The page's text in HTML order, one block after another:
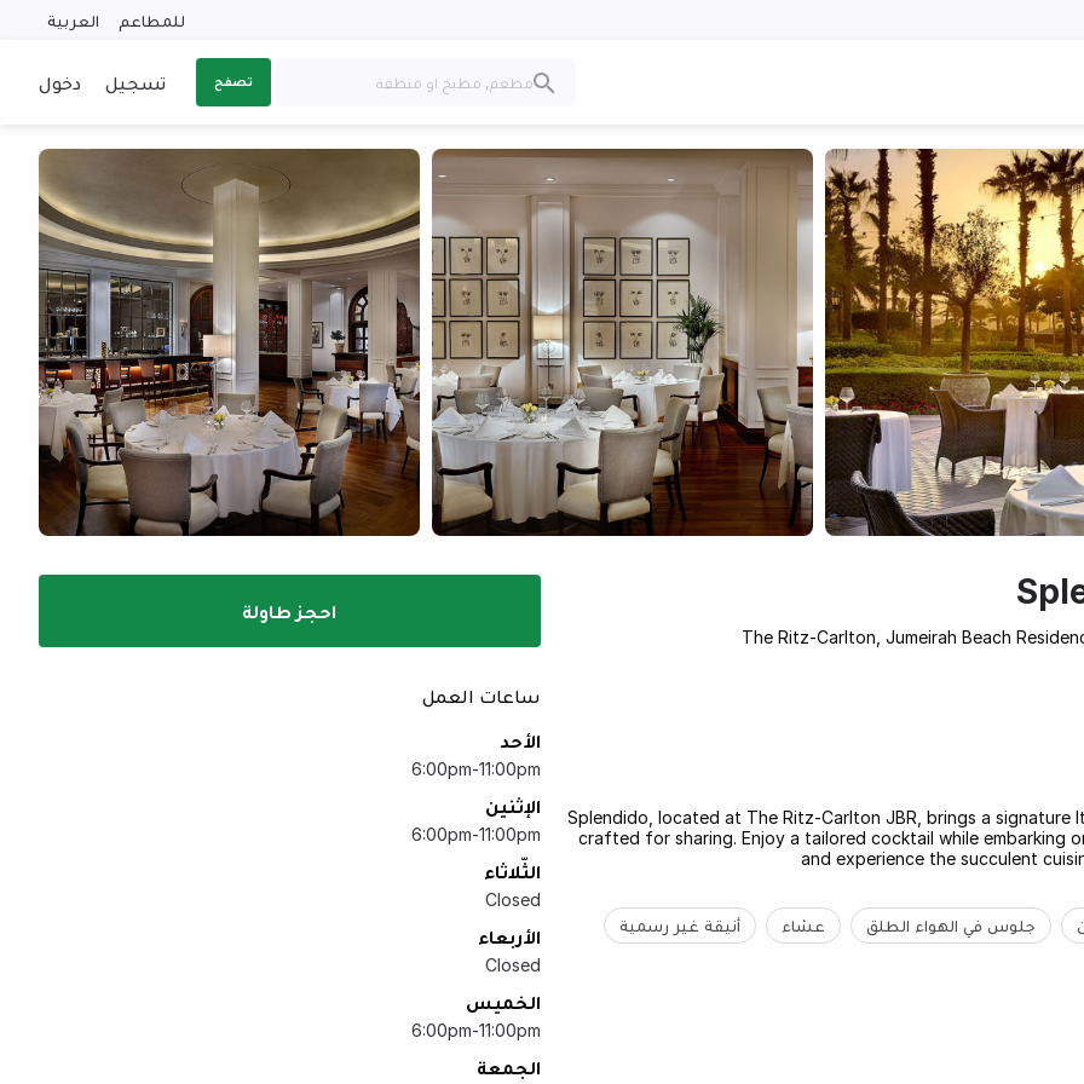
للمطاعم العربية
تصفح تسجيل دخول
The Ritz-Carlton, Jumeirah Beach
Splendido, located at The Ritz-Carlton JBR, brings a
crafted for sharing. Enjoy a tailored cocktail while embarking
and experience the succulent
جلوس في الهواء الطلق عشاء أنيقة غير رسمية
احجز طاولة
ساعات العمل
الأحد
6:00pm-11:00pm
الإثنين
6:00pm-11:00pm
الثّلاثاء
Closed
الأربعاء
Closed
الخميس
6:00pm-11:00pm
الجمعة